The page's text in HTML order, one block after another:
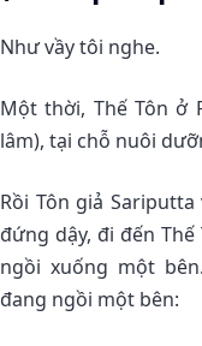
Như vầy tôi nghe.
Một thời, Thế Tôn ở
lâm), tại chỗ nuôi
Rồi Tôn giả
đứng dậy, đi đến
ngồi xuống một
đang ngồi một bên: